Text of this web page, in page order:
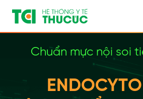
Chuẩn mực nội soi